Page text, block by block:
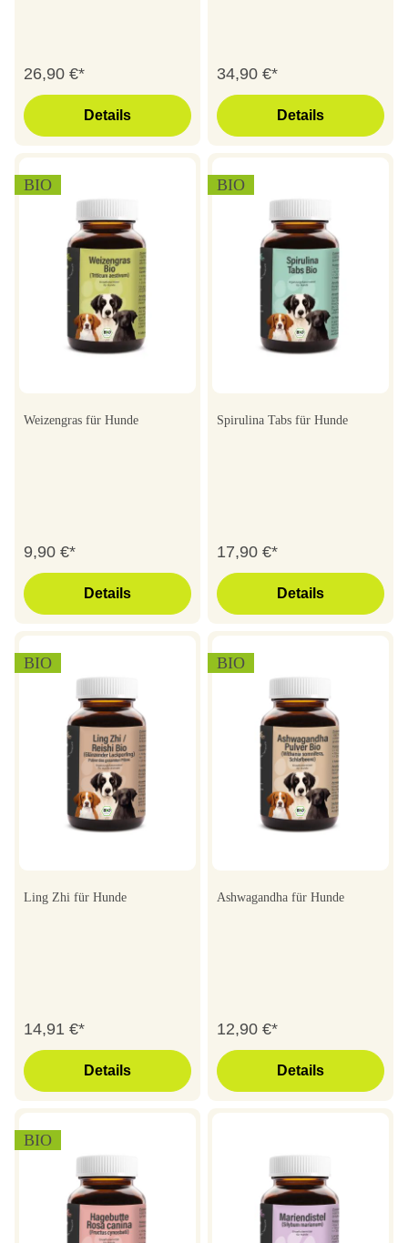
26,90 €*
Details
34,90 €*
Details
BIO
Weizengras für Hunde
9,90 €*
Details
BIO
Spirulina Tabs für Hunde
17,90 €*
Details
BIO
Ling Zhi für Hunde
14,91 €*
Details
BIO
Ashwagandha für Hunde
12,90 €*
Details
BIO